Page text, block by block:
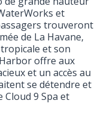
et
trouveront
de La Havane,
et son
offre aux
et un accès au
se détendre et
9 Spa et